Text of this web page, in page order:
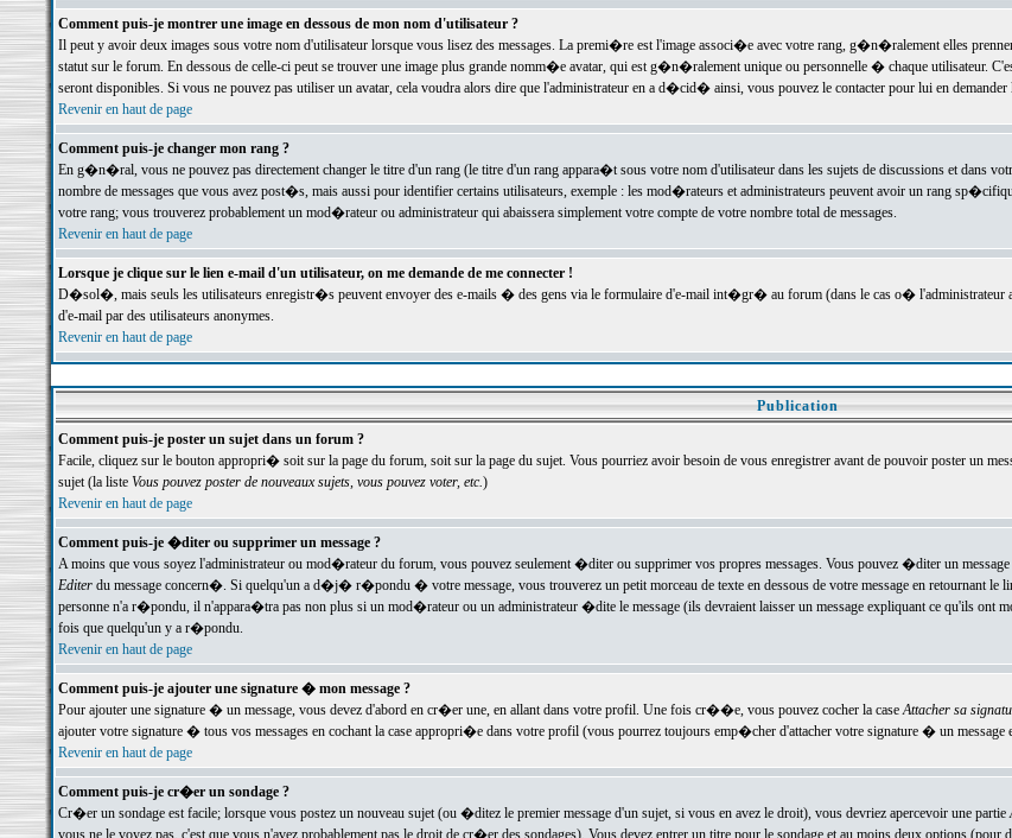
Comment puis-je montrer une image en dessous de mon nom d'utilisateur ?
Il peut y avoir deux images sous votre nom d'utilisateur lorsque vous lisez des messages. La premi�re est l'image associ�e avec votre rang, g�n�ralement elles
statut sur le forum. En dessous de celle-ci peut se trouver une image plus grande nomm�e avatar, qui est g�n�ralement unique ou personnelle � chaque utilisateur.
seront disponibles. Si vous ne pouvez pas utiliser un avatar, cela voudra alors dire que l'administrateur en a d�cid� ainsi, vous pouvez le contacter pour lui en
Revenir en haut de page
Comment puis-je changer mon rang ?
En g�n�ral, vous ne pouvez pas directement changer le titre d'un rang (le titre d'un rang appara�t sous votre nom d'utilisateur dans les sujets de discussions et
nombre de messages que vous avez post�s, mais aussi pour identifier certains utilisateurs, exemple : les mod�rateurs et administrateurs peuvent avoir un rang
votre rang; vous trouverez probablement un mod�rateur ou administrateur qui abaissera simplement votre compte de votre nombre total de messages.
Revenir en haut de page
Lorsque je clique sur le lien e-mail d'un utilisateur, on me demande de me connecter !
D�sol�, mais seuls les utilisateurs enregistr�s peuvent envoyer des e-mails � des gens via le formulaire d'e-mail int�gr� au forum (dans le cas o�
d'e-mail par des utilisateurs anonymes.
Revenir en haut de page
Publication
Comment puis-je poster un sujet dans un forum ?
Facile, cliquez sur le bouton appropri� soit sur la page du forum, soit sur la page du sujet. Vous pourriez avoir besoin de vous enregistrer avant de pouvoir poster un
sujet (la liste Vous pouvez poster de nouveaux sujets, vous pouvez voter, etc.)
Revenir en haut de page
Comment puis-je �diter ou supprimer un message ?
A moins que vous soyez l'administrateur ou mod�rateur du forum, vous pouvez seulement �diter ou supprimer vos propres messages. Vous pouvez �diter un
Editerdu message concern�. Si quelqu'un a d�j� r�pondu � votre message, vous trouverez un petit morceau de texte en dessous de votre message en retournant
personne n'a r�pondu, il n'appara�tra pas non plus si un mod�rateur ou un administrateur �dite le message (ils devraient laisser un message expliquant ce qu'ils ont
fois que quelqu'un y a r�pondu.
Revenir en haut de page
Comment puis-je ajouter une signature � mon message ?
Pour ajouter une signature � un message, vous devez d'abord en cr�er une, en allant dans votre profil. Une fois cr��e, vous pouvez cocher la caseAttacher sa
ajouter votre signature � tous vos messages en cochant la case appropri�e dans votre profil (vous pourrez toujours emp�cher d'attacher votre signature � un
Revenir en haut de page
Comment puis-je cr�er un sondage ?
Cr�er un sondage est facile; lorsque vous postez un nouveau sujet (ou �ditez le premier message d'un sujet, si vous en avez le droit), vous devriez apercevoir une partie
vous ne le voyez pas, c'est que vous n'avez probablement pas le droit de cr�er des sondages). Vous devez entrer un titre pour le sondage et au moins deux options